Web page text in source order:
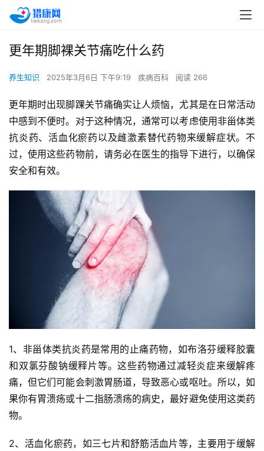
更年期脚裸关节痛吃什么药
养生知识 2025年3月6日 下午9:19 疾病百科 阅读 266
更年期时出现脚踝关节痛确实让人烦恼，尤其是在日常活动
中感到不便时。对于这种情况，通常可以考虑使用非甾体类
抗炎药、活血化瘀药以及雌激素替代药物来缓解症状。不
过，使用这些药物前，请务必在医生的指导下进行，以确保
安全和有效。
1、非甾体类抗炎药是常用的止痛药物，如布洛芬缓释胶囊
和双氯芬酸钠缓释片等。这些药物通过减轻炎症来缓解疼
痛，但它们可能会刺激胃肠道，导致恶心或呕吐。所以，如
果你有胃溃疡或十二指肠溃疡的病史，最好避免使用这类药
物。
2、活血化瘀药，如三七片和舒筋活血片等，主要用于缓解